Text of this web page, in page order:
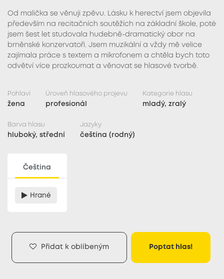
Od malička se věnuji zpěvu. Lásku k herectví jsem objevila
především na recitačních soutěžích na základní škole, poté
jsem šest let studovala hudebně-dramatický obor na
brněnské konzervatoři. Jsem muzikální a vždy mě velice
zajímala práce s textem a mikrofonem a chtěla bych toto
odvětví více prozkoumat a věnovat se hlasové tvorbě.
Pohlaví
žena
Úroveň hlasového projevu
profesionál
Kategorie hlasu
mladý, zralý
Barva hlasu
hluboký, střední
Jazyky
čeština (rodný)
Čeština
Hrané
Přidat k oblíbeným Poptat hlas!